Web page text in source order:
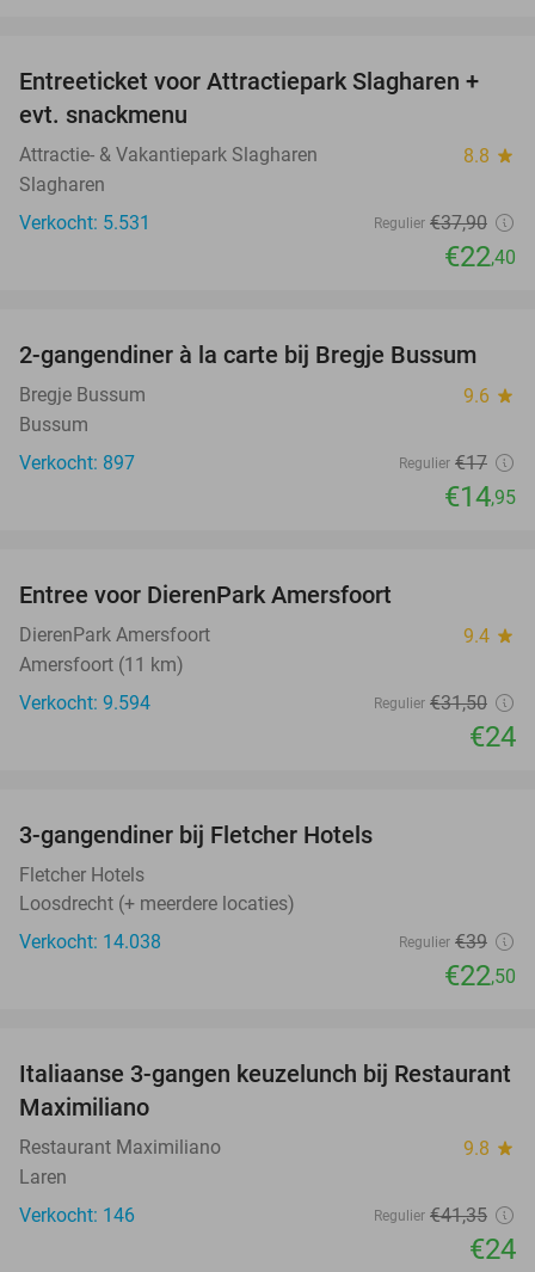
41%
Entreeticket voor Attractiepark Slagharen +
evt. snackmenu
Attractie- & Vakantiepark Slagharen 8.8 star
Slagharen
Verkocht: 5.531
Regulier €37,90
€22,40
12%
2-gangendiner à la carte bij Bregje Bussum
Bregje Bussum 9.6 star
Bussum
Verkocht: 897
Regulier €17
€14,95
Entree voor DierenPark Amersfoort
DierenPark Amersfoort 9.4 star
Amersfoort (11 km)
Verkocht: 9.594
Regulier €31,50
€24
3-gangendiner bij Fletcher Hotels
Fletcher Hotels
Loosdrecht (+ meerdere locaties)
Verkocht: 14.038
Regulier €39
€22,50
42%
Italiaanse 3-gangen keuzelunch bij Restaurant
Maximiliano
Restaurant Maximiliano 9.8 star
Laren
Verkocht: 146
Regulier €41,35
€24